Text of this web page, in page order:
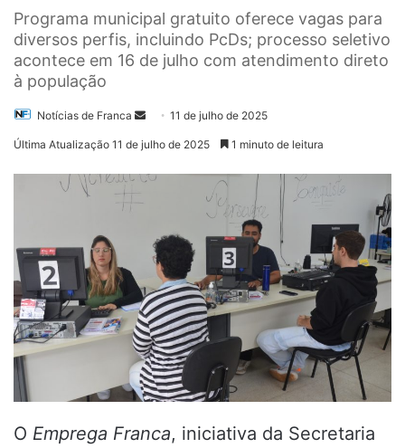
Programa municipal gratuito oferece vagas para
diversos perfis, incluindo PcDs; processo seletivo
acontece em 16 de julho com atendimento direto
à população
Notícias de Franca
Mande
mail
11 de julho de 2025
Última Atualização 11 de julho de 2025 1 minuto de leitura
O Emprega Franca, iniciativa da Secretaria